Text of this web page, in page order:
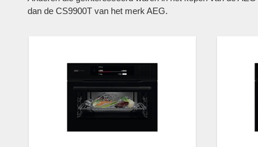
dan de CS9900T van het merk AEG.